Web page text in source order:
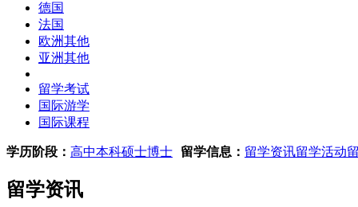
德国
法国
欧洲其他
亚洲其他
留学考试
国际游学
国际课程
学历阶段： 高中本科硕士博士 留学信息： 留学资讯留学活动
留学资讯